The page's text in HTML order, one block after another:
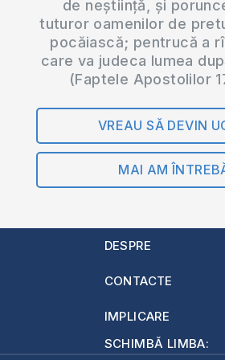
de neștiință, și
tuturor oamenilor de
pocăiască; pentrucă a
care va judeca lumea
(Faptele Apostolilor
VREAU SĂ DEVIN
MAI AM
DESPRE
CONTACTE
IMPLICARE
SCHIMBĂ LIMBA: